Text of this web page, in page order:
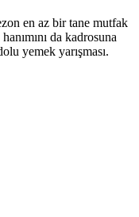
en az bir tane mutfak
da kadrosuna
yemek yarışması.